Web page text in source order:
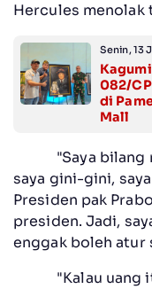
Hercules menolak
Senin, 13
082/
di
Mall
"Saya bilang
saya gini-gini,
Presiden pak
presiden. Jadi,
enggak boleh atur
"Kalau uang itu